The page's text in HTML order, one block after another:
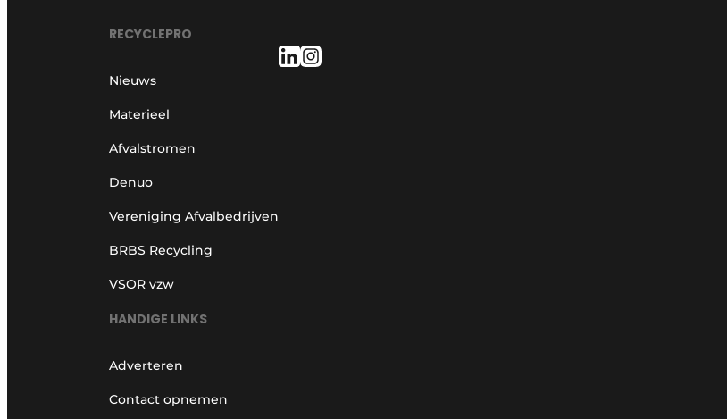
RECYCLEPRO
Nieuws
Materieel
Afvalstromen
Denuo
Vereniging Afvalbedrijven
BRBS Recycling
VSOR vzw
HANDIGE LINKS
Adverteren
Contact opnemen